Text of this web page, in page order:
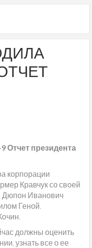
Отчет президента
корпорации
Кравчук со своей
Дюпон Иванович
Геной.
должны оценить
узнать все о ее